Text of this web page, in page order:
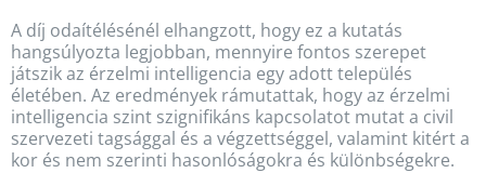
A díj odaítélésénél elhangzott, hogy ez a kutatás
hangsúlyozta legjobban, mennyire fontos szerepet
játszik az érzelmi intelligencia egy adott település
életében. Az eredmények rámutattak, hogy az érzelmi
intelligencia szint szignifikáns kapcsolatot mutat a civil
szervezeti tagsággal és a végzettséggel, valamint kitért a
kor és nem szerinti hasonlóságokra és különbségekre.